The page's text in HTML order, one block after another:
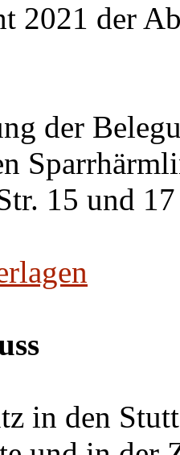
2021 der
der
15 und
in den